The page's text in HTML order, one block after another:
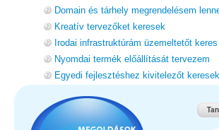
Domain és tárhely megrendelésem
Kreatív tervezőket keresek
Irodai infrastruktúrám üzemeltetőt keres
Nyomdai termék előállítását tervezem
Egyedi fejlesztéshez kivitelezőt keresek